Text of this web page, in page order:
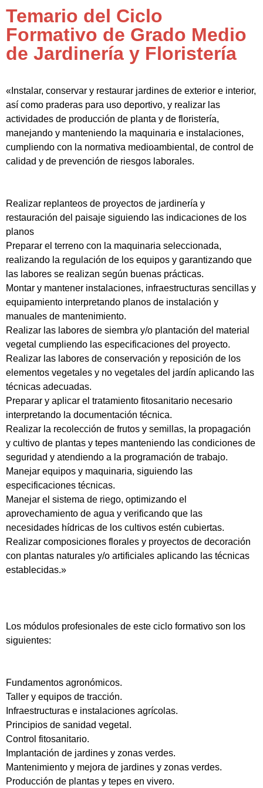
Temario del Ciclo
Formativo de Grado Medio
de Jardinería y Floristería
«Instalar, conservar y restaurar jardines de exterior e interior,
así como praderas para uso deportivo, y realizar las
actividades de producción de planta y de floristería,
manejando y manteniendo la maquinaria e instalaciones,
cumpliendo con la normativa medioambiental, de control de
calidad y de prevención de riesgos laborales.
Realizar replanteos de proyectos de jardinería y
restauración del paisaje siguiendo las indicaciones de los
planos
Preparar el terreno con la maquinaria seleccionada,
realizando la regulación de los equipos y garantizando que
las labores se realizan según buenas prácticas.
Montar y mantener instalaciones, infraestructuras sencillas y
equipamiento interpretando planos de instalación y
manuales de mantenimiento.
Realizar las labores de siembra y/o plantación del material
vegetal cumpliendo las especificaciones del proyecto.
Realizar las labores de conservación y reposición de los
elementos vegetales y no vegetales del jardín aplicando las
técnicas adecuadas.
Preparar y aplicar el tratamiento fitosanitario necesario
interpretando la documentación técnica.
Realizar la recolección de frutos y semillas, la propagación
y cultivo de plantas y tepes manteniendo las condiciones de
seguridad y atendiendo a la programación de trabajo.
Manejar equipos y maquinaria, siguiendo las
especificaciones técnicas.
Manejar el sistema de riego, optimizando el
aprovechamiento de agua y verificando que las
necesidades hídricas de los cultivos estén cubiertas.
Realizar composiciones florales y proyectos de decoración
con plantas naturales y/o artificiales aplicando las técnicas
establecidas.»
Los módulos profesionales de este ciclo formativo son los
siguientes:
Fundamentos agronómicos.
Taller y equipos de tracción.
Infraestructuras e instalaciones agrícolas.
Principios de sanidad vegetal.
Control fitosanitario.
Implantación de jardines y zonas verdes.
Mantenimiento y mejora de jardines y zonas verdes.
Producción de plantas y tepes en vivero.